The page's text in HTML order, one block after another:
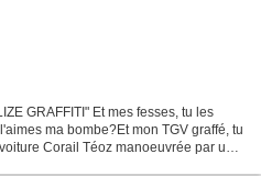
GRAFFITI" Et mes fesses, tu les
ma bombe?Et mon TGV graffé, tu
Corail Téoz manoeuvrée par une